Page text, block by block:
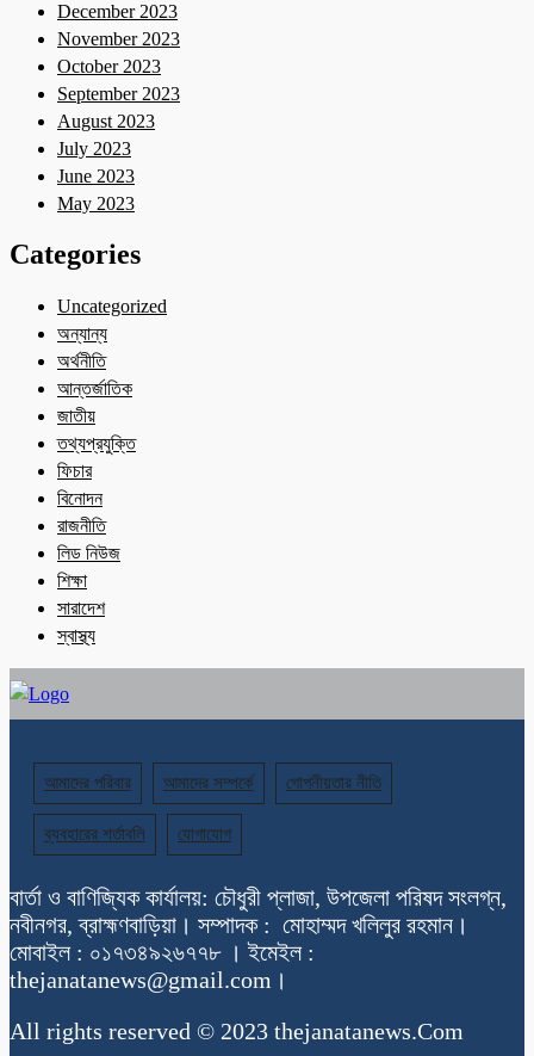
December 2023
November 2023
October 2023
September 2023
August 2023
July 2023
June 2023
May 2023
Categories
Uncategorized
অন্যান্য
অর্থনীতি
আন্তর্জাতিক
জাতীয়
তথ্যপ্রযুক্তি
ফিচার
বিনোদন
রাজনীতি
লিড নিউজ
শিক্ষা
সারাদেশ
স্বাস্থ্য
আমাদের পরিবার আমাদের সম্পর্কে গোপনীয়তার নীতি
ব্যবহারের শর্তাবলি যোগাযোগ
বার্তা ও বাণিজ্যিক কার্যালয়: চৌধুরী প্লাজা, উপজেলা পরিষদ সংলগ্ন,
নবীনগর, ব্রাহ্মণবাড়িয়া। সম্পাদক : মোহাম্মদ খলিলুর রহমান।
মোবাইল : ০১৭৩৪৯২৬৭৭৮ । ইমেইল :
thejanatanews@gmail.com।
All rights reserved © 2023 thejanatanews.Com